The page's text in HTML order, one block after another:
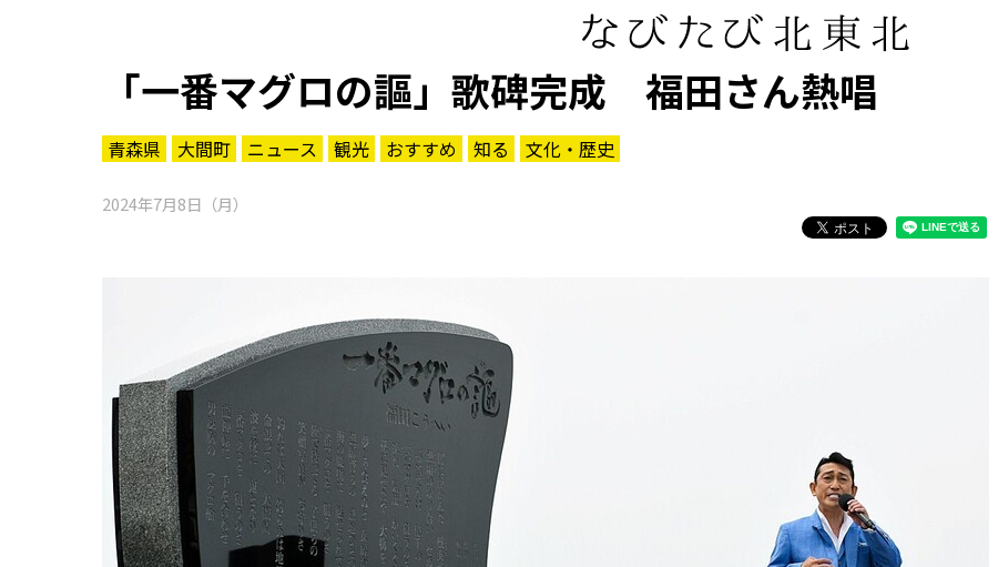
「一番マグロの謳」歌碑完成 福田さん熱唱
青森県 大間町 ニュース 観光 おすすめ 知る 文化・歴史
2024年7月8日（月）
パワースポット